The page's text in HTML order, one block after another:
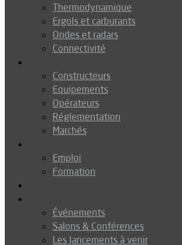
Thermodynamique
Ergols et carburants
Ondes et radars
Connectivité
Constructeurs
Equipements
Opérateurs
Réglementation
Marchés
Emploi
Formation
Événements
Salons & Conférences
Les lancements à venir